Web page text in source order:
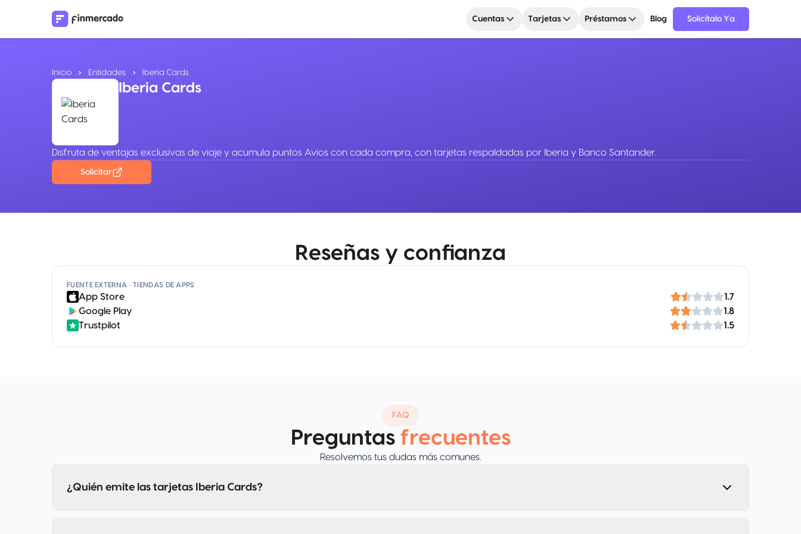
Cuentas Tarjetas Préstamos Blog Solicítalo Ya
Inicio Entidades Iberia Cards
Iberia Cards
Disfruta de ventajas exclusivas de viaje y acumula puntos Avios con cada compra, con tarjetas respaldadas por Iberia y Banco Santander.
Solicitar
Reseñas y confianza
FUENTE EXTERNA · TIENDAS DE APPS
App Store
1.7
Google Play
1.8
Trustpilot
1.5
FAQ
Preguntas frecuentes
Resolvemos tus dudas más comunes.
¿Quién emite las tarjetas Iberia Cards?